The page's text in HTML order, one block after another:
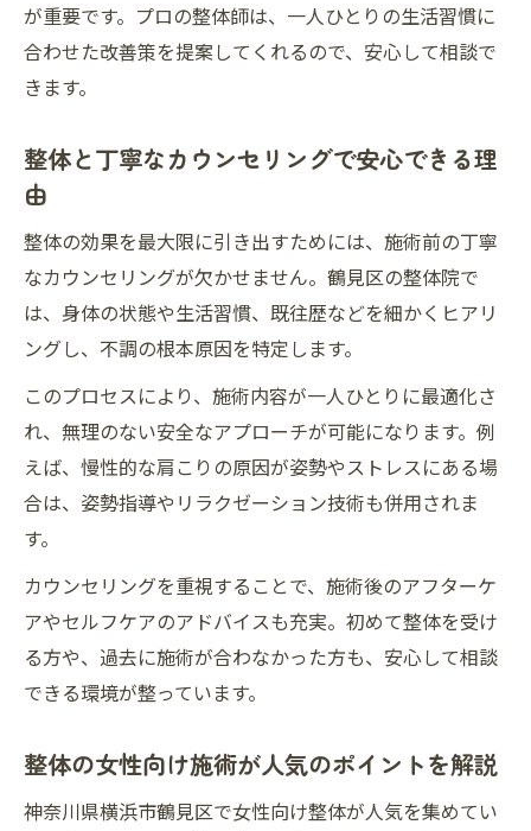
が重要です。プロの整体師は、一人ひとりの生活習慣に
合わせた改善策を提案してくれるので、安心して相談で
きます。
整体と丁寧なカウンセリングで安心できる理
由
整体の効果を最大限に引き出すためには、施術前の丁寧
なカウンセリングが欠かせません。鶴見区の整体院で
は、身体の状態や生活習慣、既往歴などを細かくヒアリ
ングし、不調の根本原因を特定します。
このプロセスにより、施術内容が一人ひとりに最適化さ
れ、無理のない安全なアプローチが可能になります。例
えば、慢性的な肩こりの原因が姿勢やストレスにある場
合は、姿勢指導やリラクゼーション技術も併用されま
す。
カウンセリングを重視することで、施術後のアフターケ
アやセルフケアのアドバイスも充実。初めて整体を受け
る方や、過去に施術が合わなかった方も、安心して相談
できる環境が整っています。
整体の女性向け施術が人気のポイントを解説
神奈川県横浜市鶴見区で女性向け整体が人気を集めてい